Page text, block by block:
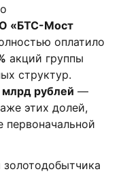
«БТС-Мост
оплатило
акций группы
структур.
рублей —
этих долей,
первоначальной